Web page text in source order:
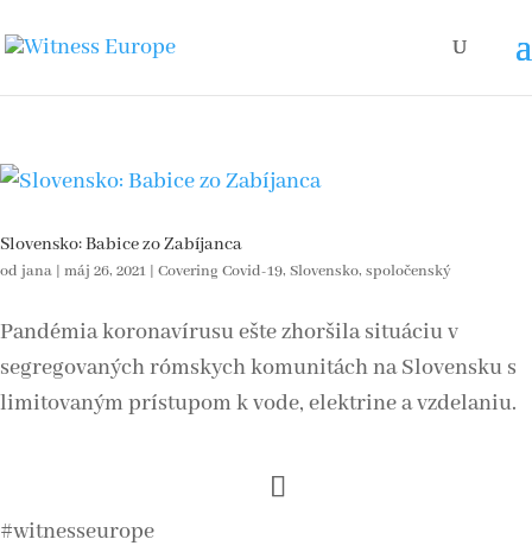
Slovensko: Babice zo Zabíjanca
od jana | máj 26, 2021 | Covering Covid-19, Slovensko, spoločenský
Pandémia koronavírusu ešte zhoršila situáciu v
segregovaných rómskych komunitách na Slovensku s
limitovaným prístupom k vode, elektrine a vzdelaniu.
#witnesseurope